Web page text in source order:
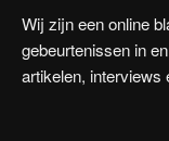
Wij zijn een online
gebeurtenissen in
artikelen, interviews